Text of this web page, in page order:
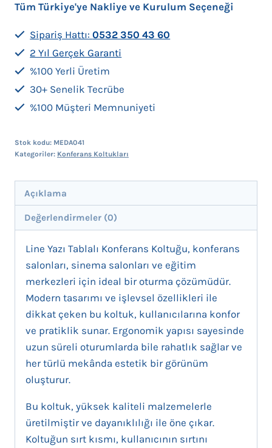
Tüm Türkiye'ye Nakliye ve Kurulum Seçeneği
Sipariş Hattı:0532 350 43 60
2 Yıl Gerçek Garanti
%100 Yerli Üretim
30+ Senelik Tecrübe
%100 Müşteri Memnuniyeti
Stok kodu: MEDA041
Kategoriler: Konferans Koltukları
Açıklama
Değerlendirmeler (0)
Line Yazı Tablalı Konferans Koltuğu, konferans
salonları, sinema salonları ve eğitim
merkezleri için ideal bir oturma çözümüdür.
Modern tasarımı ve işlevsel özellikleri ile
dikkat çeken bu koltuk, kullanıcılarına konfor
ve pratiklik sunar. Ergonomik yapısı sayesinde
uzun süreli oturumlarda bile rahatlık sağlar ve
her türlü mekânda estetik bir görünüm
oluşturur.
Bu koltuk, yüksek kaliteli malzemelerle
üretilmiştir ve dayanıklılığı ile öne çıkar.
Koltuğun sırt kısmı, kullanıcının sırtını